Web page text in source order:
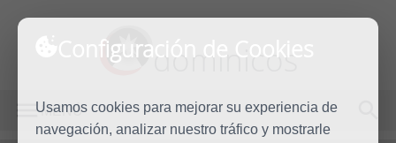
Configuración de Cookies
Usamos cookies para mejorar su experiencia de
navegación, analizar nuestro tráfico y mostrarle
dominicos
MENÚ